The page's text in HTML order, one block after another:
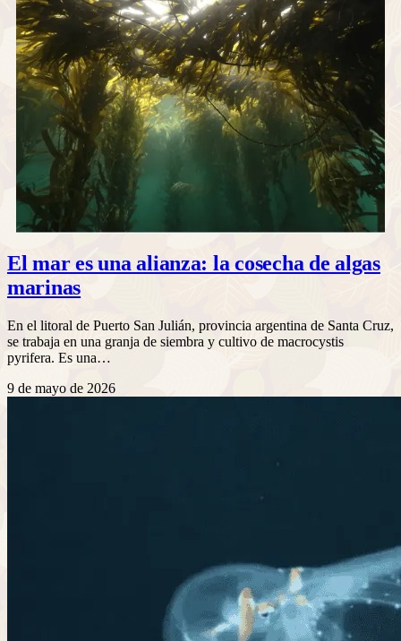
El mar es una alianza: la cosecha de algas
marinas
En el litoral de Puerto San Julián, provincia argentina de Santa Cruz,
se trabaja en una granja de siembra y cultivo de macrocystis
pyrifera. Es una…
9 de mayo de 2026